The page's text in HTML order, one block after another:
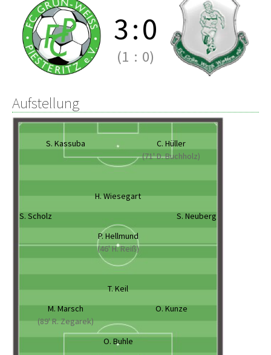
3:0
(1 : 0)
Aufstellung
S. Kassuba
C. Hüller
(71' D. Buchholz)
H. Wiesegart
S. Scholz
S. Neuberg
P. Hellmund
(46' H. Reiß)
T. Keil
M. Marsch
(89' R. Zegarek)
O. Kunze
O. Buhle